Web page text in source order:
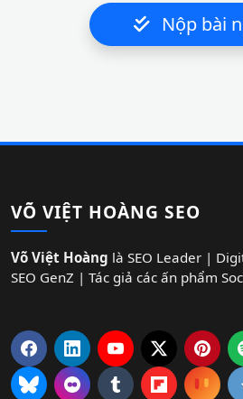
Nộp bài
VÕ VIỆT HOÀNG SEO
Võ Việt Hoàng là SEO Leader |
SEO GenZ | Tác giả các ấn phẩm